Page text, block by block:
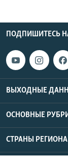
ПОДПИШИТЕСЬ
ВЫХОДНЫЕ
ОСНОВНЫЕ
СТРАНЫ РЕГИОНА